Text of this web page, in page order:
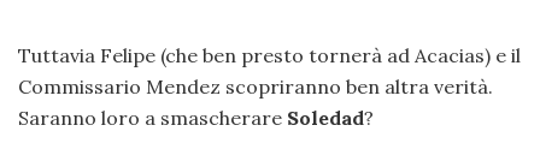
Tuttavia Felipe (che ben presto tornerà ad Acacias) e il
Commissario Mendez scopriranno ben altra verità.
Saranno loro a smascherare Soledad?